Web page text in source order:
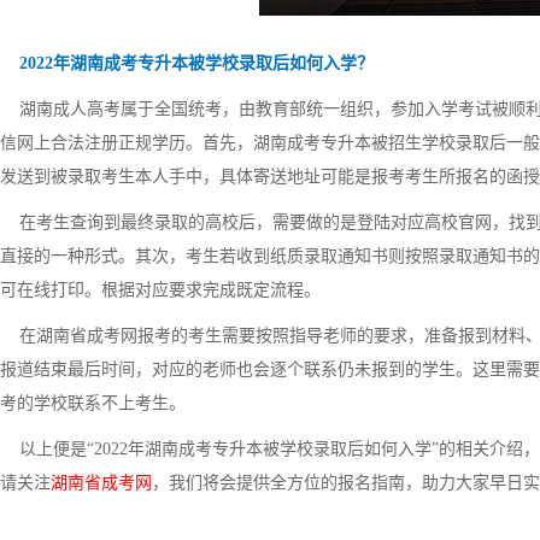
2022年湖南成考专升本被学校录取后如何入学？
湖南成人高考属于全国统考，由教育部统一组织，参加入学考试被顺
信网上合法注册正规学历。首先，湖南成考专升本被招生学校录取后一
发送到被录取考生本人手中，具体寄送地址可能是报考考生所报名的函
在考生查询到最终录取的高校后，需要做的是登陆对应高校官网，找
直接的一种形式。其次，考生若收到纸质录取通知书则按照录取通知书
可在线打印。根据对应要求完成既定流程。
在湖南省成考网报考的考生需要按照指导老师的要求，准备报到材料
报道结束最后时间，对应的老师也会逐个联系仍未报到的学生。这里需
考的学校联系不上考生。
以上便是“2022年湖南成考专升本被学校录取后如何入学”的相关介绍
请关注湖南省成考网 ，我们将会提供全方位的报名指南，助力大家早日